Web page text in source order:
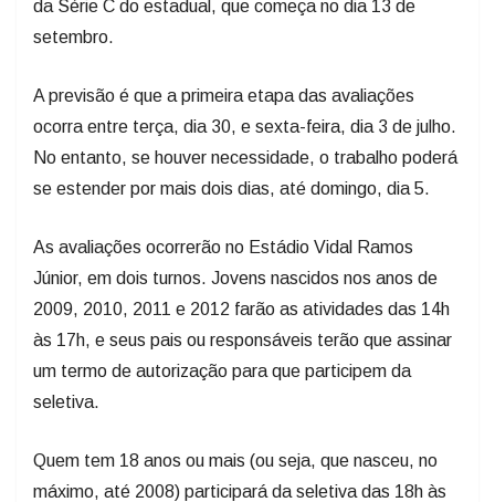
da Série C do estadual, que começa no dia 13 de
setembro.
A previsão é que a primeira etapa das avaliações
ocorra entre terça, dia 30, e sexta-feira, dia 3 de julho.
No entanto, se houver necessidade, o trabalho poderá
se estender por mais dois dias, até domingo, dia 5.
As avaliações ocorrerão no Estádio Vidal Ramos
Júnior, em dois turnos. Jovens nascidos nos anos de
2009, 2010, 2011 e 2012 farão as atividades das 14h
às 17h, e seus pais ou responsáveis terão que assinar
um termo de autorização para que participem da
seletiva.
Quem tem 18 anos ou mais (ou seja, que nasceu, no
máximo, até 2008) participará da seletiva das 18h às